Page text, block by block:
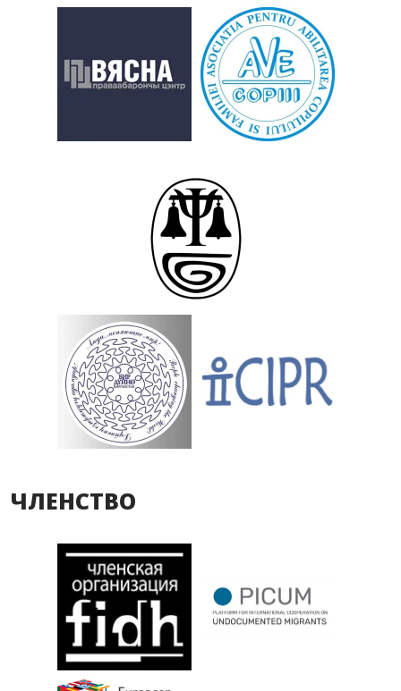
ЧЛЕНСТВО